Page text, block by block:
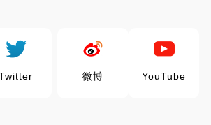
微博 YouTube